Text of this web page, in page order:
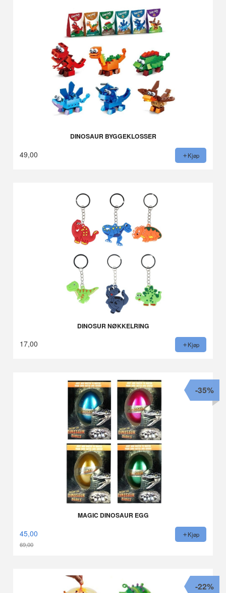
DINOSAUR BYGGEKLOSSER
49,00 Kjøp
DINOSUR NØKKELRING
17,00 Kjøp
MAGIC DINOSAUR EGG
45,00
69,00
-35%
Kjøp
-22%